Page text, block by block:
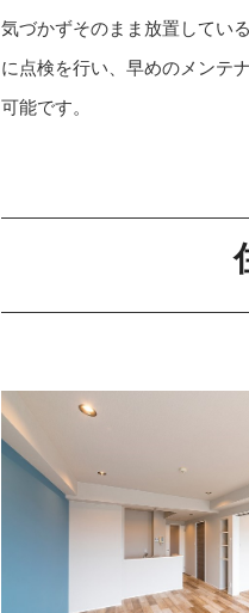
気づかずそのまま放置してい
に点検を行い、早めのメンテ
可能です。